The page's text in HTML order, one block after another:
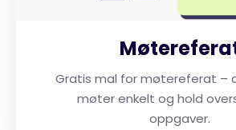
Gratis mal for møtereferat –
møter enkelt og hold
oppgaver.